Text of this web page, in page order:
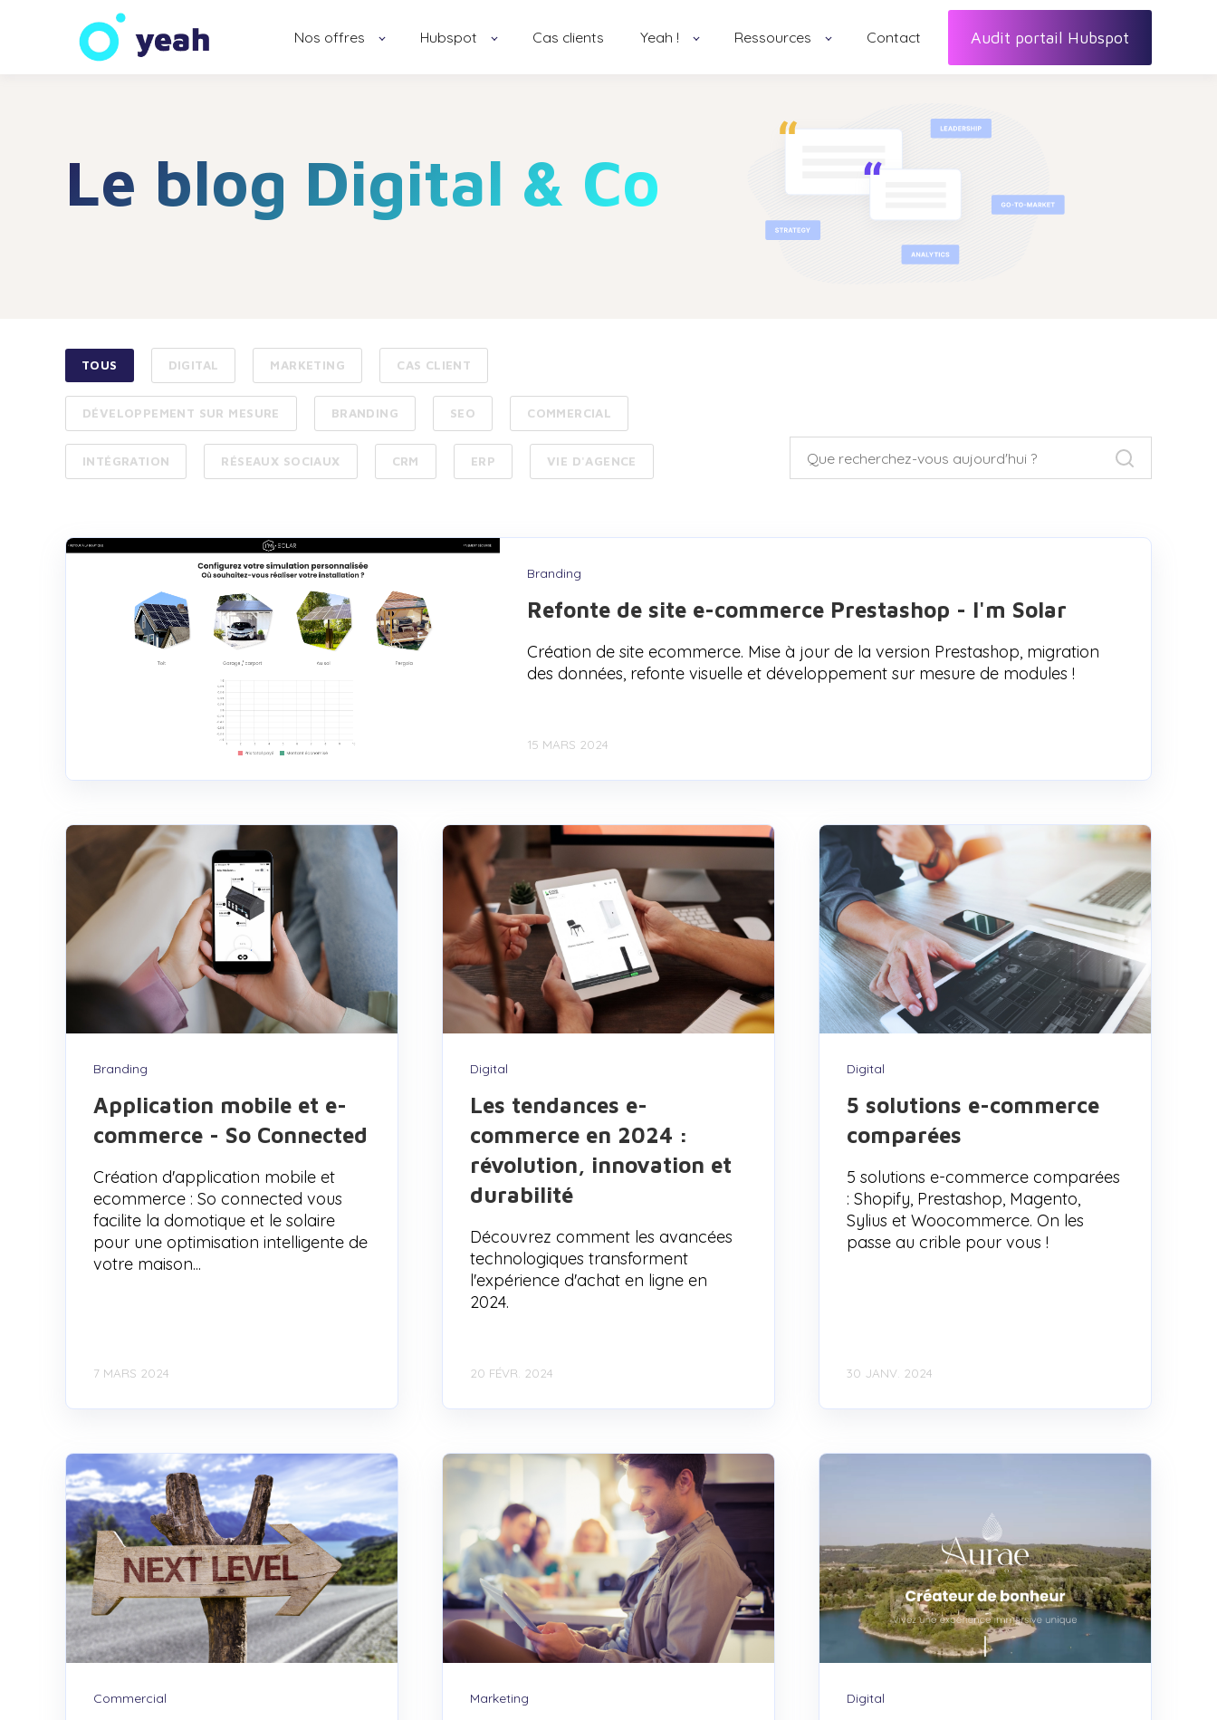
Nos offres Hubspot Cas clients Yeah ! Ressources Contact Audit portail Hubspot
Le blog Digital & Co
TOUS DIGITAL MARKETING CAS CLIENT
DÉVELOPPEMENT SUR MESURE BRANDING SEO COMMERCIAL
INTÉGRATION RÉSEAUX SOCIAUX CRM ERP VIE D'AGENCE
Branding
Refonte de site e-commerce Prestashop - I'm Solar
Création de site ecommerce. Mise à jour de la version Prestashop, migration
des données, refonte visuelle et développement sur mesure de modules !
15 MARS 2024
Branding
Application mobile et e-
commerce - So Connected
Création d'application mobile et
ecommerce : So connected vous
facilite la domotique et le solaire
pour une optimisation intelligente de
votre maison...
7 MARS 2024
Digital
Les tendances e-
commerce en 2024 :
révolution, innovation et
durabilité
Découvrez comment les avancées
technologiques transforment
l'expérience d'achat en ligne en
2024.
20 FÉVR. 2024
Digital
5 solutions e-commerce
comparées
5 solutions e-commerce comparées
: Shopify, Prestashop, Magento,
Sylius et Woocommerce. On les
passe au crible pour vous !
30 JANV. 2024
Commercial Marketing Digital